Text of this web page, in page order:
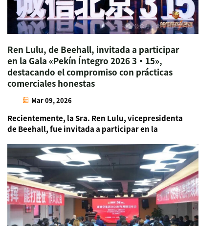
Ren Lulu, de Beehall, invitada a participar
en la Gala «Pekín Íntegro 2026 3·15»,
destacando el compromiso con prácticas
comerciales honestas
Mar 09, 2026
Recientemente, la Sra. Ren Lulu, vicepresidenta
de Beehall, fue invitada a participar en la
2026, organizada por la Estación de Radio y
Televisión de Beijing. Desde una perspectiva
corporativa, su discurso interpretó el verdadero
m...